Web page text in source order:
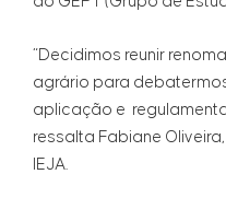
“Decidimos reunir
agrário para
aplicação e
ressalta Fabiane
IEJA.